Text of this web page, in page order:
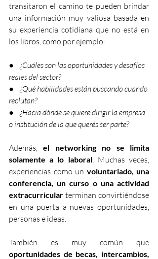
transitaron el camino te pueden brindar
una información muy valiosa basada en
su experiencia cotidiana que no está en
los libros, como por ejemplo:
●
¿Cuáles son las oportunidades y desafíos
reales del sector?
●    ¿Qué habilidades están buscando cuando
reclutan?
●    ¿Hacia dónde se quiere dirigir la empresa
o institución de la que querés ser parte?
Además, el networking no se limita
solamente a lo laboral. Muchas veces,
experiencias como un voluntariado, una
conferencia, un curso o una actividad
extracurricular terminan convirtiéndose
en una puerta a nuevas oportunidades,
personas e ideas.
También es muy común que
oportunidades de becas, intercambios,